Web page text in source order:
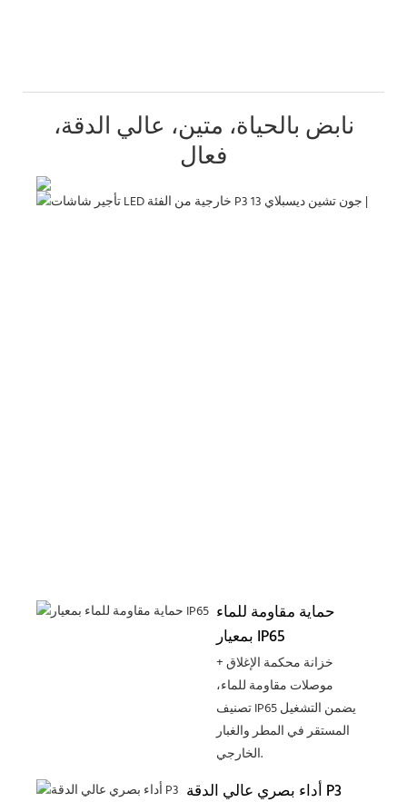
نابض بالحياة، متين، عالي الدقة،
فعال
حماية مقاومة للماء
بمعيار IP65
خزانة محكمة الإغلاق +
موصلات مقاومة للماء،
تصنيف IP65 يضمن التشغيل
المستقر في المطر والغبار
الخارجي.
أداء بصري عالي الدقة P3